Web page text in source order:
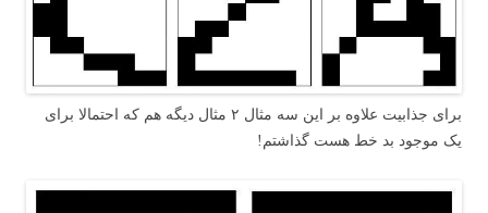
برای جذابیت علاوه بر این سه مثال ۲ مثال دیگه هم که احتمالا برای
یک موجود بد خط هست گذاشتم!